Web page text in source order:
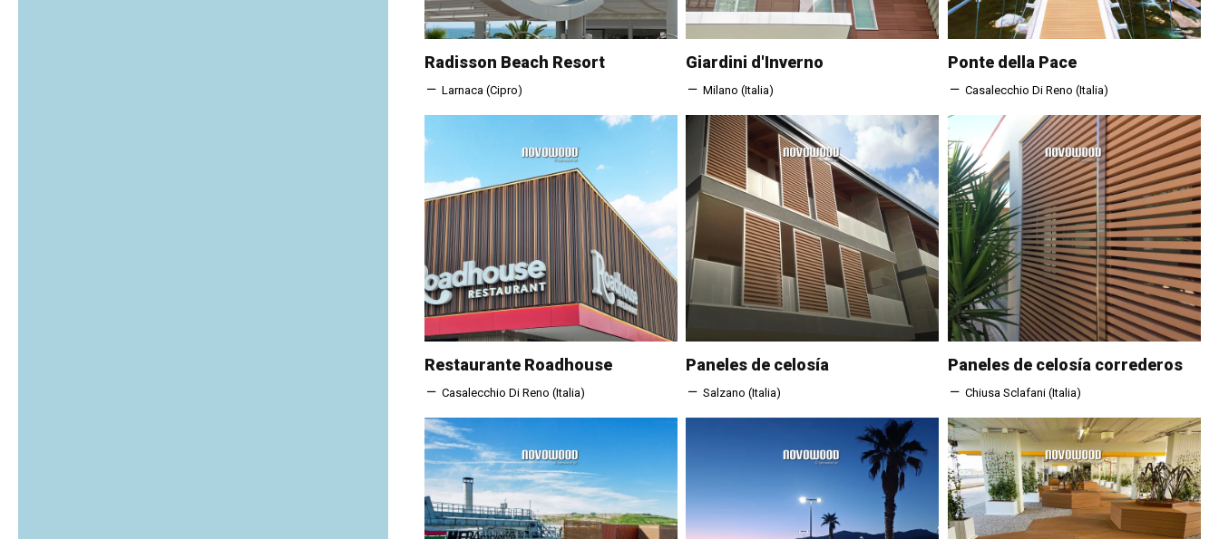
Radisson Beach Resort
Larnaca (Cipro)
Giardini d'Inverno
Milano (Italia)
Ponte della Pace
Casalecchio Di Reno (Italia)
Restaurante Roadhouse
Casalecchio Di Reno (Italia)
Paneles de celosía
Salzano (Italia)
Paneles de celosía correderos
Chiusa Sclafani (Italia)